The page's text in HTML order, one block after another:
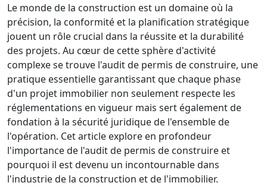
Le monde de la construction est un domaine où la
précision, la conformité et la planification stratégique
jouent un rôle crucial dans la réussite et la durabilité
des projets. Au cœur de cette sphère d'activité
complexe se trouve l'audit de permis de construire, une
pratique essentielle garantissant que chaque phase
d'un projet immobilier non seulement respecte les
réglementations en vigueur mais sert également de
fondation à la sécurité juridique de l'ensemble de
l'opération. Cet article explore en profondeur
l'importance de l'audit de permis de construire et
pourquoi il est devenu un incontournable dans
l'industrie de la construction et de l'immobilier.